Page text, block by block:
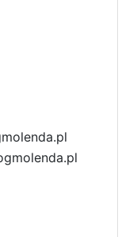
gmolend9
ac
.7
p5l